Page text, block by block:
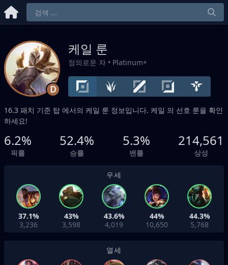
D
케일 룬
정의로운 자 • Platinum+
16.3 패치 기준 탑 에서의 케일 룬 정보입니다. 케일 의 선호 룬을 확인
하세요!
6.2%
픽률
52.4%
승률
5.3%
밴률
214,561
상성
우세
37.1%
3,236
43%
3,598
43.6%
4,019
44%
10,650
44.3%
5,768
열세